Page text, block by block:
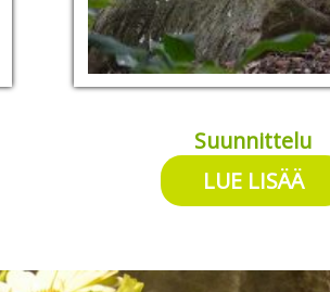
Suunnittelu
LUE LISÄÄ